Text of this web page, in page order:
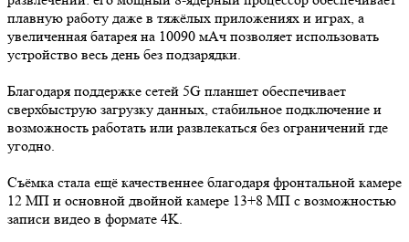
плавную работу даже в тяжёлых приложениях и играх, а
увеличенная батарея на 10090 мАч позволяет использовать
устройство весь день без подзарядки.
Благодаря поддержке сетей 5G планшет обеспечивает
сверхбыструю загрузку данных, стабильное подключение и
возможность работать или развлекаться без ограничений где
угодно.
Съёмка стала ещё качественнее благодаря фронтальной камере
12 МП и основной двойной камере 13+8 МП с возможностью
записи видео в формате 4K.